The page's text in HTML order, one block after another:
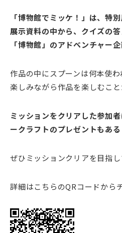
「博物館でミッケ！」は、特
展示資料の中から、クイズの
「博物館」のアドベンチャー企
作品の中にスプーンは何本使
楽しみながら作品を楽しむこと
ミッションをクリアした参加
ークラフトのプレゼントもある
ぜひミッションクリアを目指し
詳細はこちらのQRコードから